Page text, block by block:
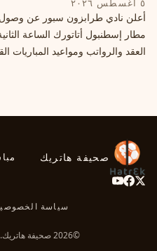
٥ أغسطس ٢٠٢٦
أعلن نادي طرابزون سبور عن
مطار إسطنبول أتاتورك الساعة
العقد والرواتب ومواعيد
صحيفة هاتريك
سياسة
©2026 صحيفة هاتريك. جميع الحقوق محفوظة.